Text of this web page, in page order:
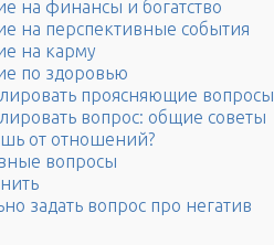
на финансы и богатство
на перспективные события
на карму
по здоровью
проясняющие вопросы
вопрос: общие советы
от отношений?
вопросы
задать вопрос про негатив